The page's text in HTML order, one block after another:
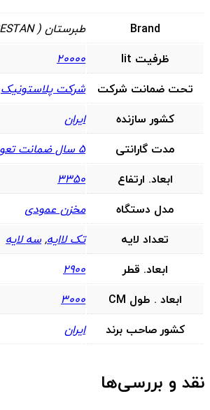
Brand
طبرستان ( TABARESTAN )
ظرفیت lit
20000
تحت ضمانت شرکت
شرکت پلاستونیک
کشور سازنده
ایران
مدت گارانتی
5 سال ضمانت تعویض
ابعاد. ارتفاع
3350
مدل دستگاه
مخزن عمودی
تعداد لایه
تک لاایه,سه لایه
ابعاد. قطر
2900
ابعاد . طول CM
3000
کشور صاحب برند
ایران
نقد و بررسی‌ها